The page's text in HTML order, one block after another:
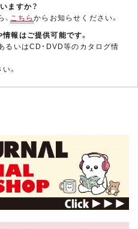
ますか？
こちらからお知らせください。
報はご提供可能です。
るいはCD・DVD等のカタログ情
。